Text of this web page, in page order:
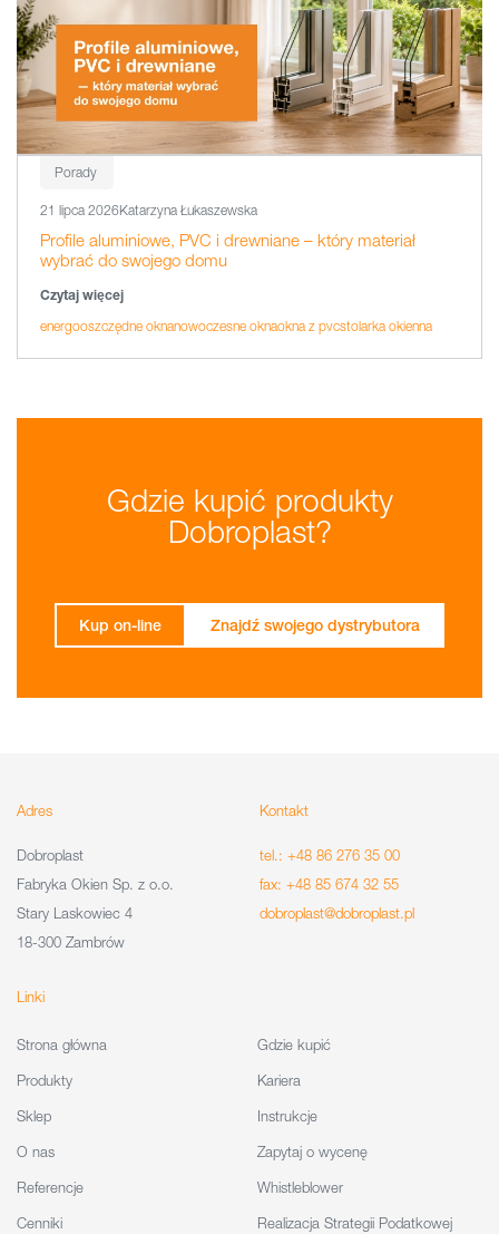
Porady
21 lipca 2026Katarzyna Łukaszewska
Profile aluminiowe, PVC i drewniane – który materiał
wybrać do swojego domu
Czytaj więcej
energooszczędne oknanowoczesne oknaokna z pvcstolarka okienna
Gdzie kupić produkty
Dobroplast?
Kup on-line Znajdź swojego dystrybutora
Adres
Dobroplast
Fabryka Okien Sp. z o.o.
Stary Laskowiec 4
18-300 Zambrów
Kontakt
tel.: +48 86 276 35 00
fax: +48 85 674 32 55
dobroplast@dobroplast.pl
Linki
Strona główna
Produkty
Sklep
O nas
Referencje
Cenniki
Gdzie kupić
Kariera
Instrukcje
Zapytaj o wycenę
Whistleblower
Realizacja Strategii Podatkowej